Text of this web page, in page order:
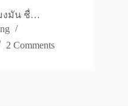
งมัน ชื่…
2 Comments